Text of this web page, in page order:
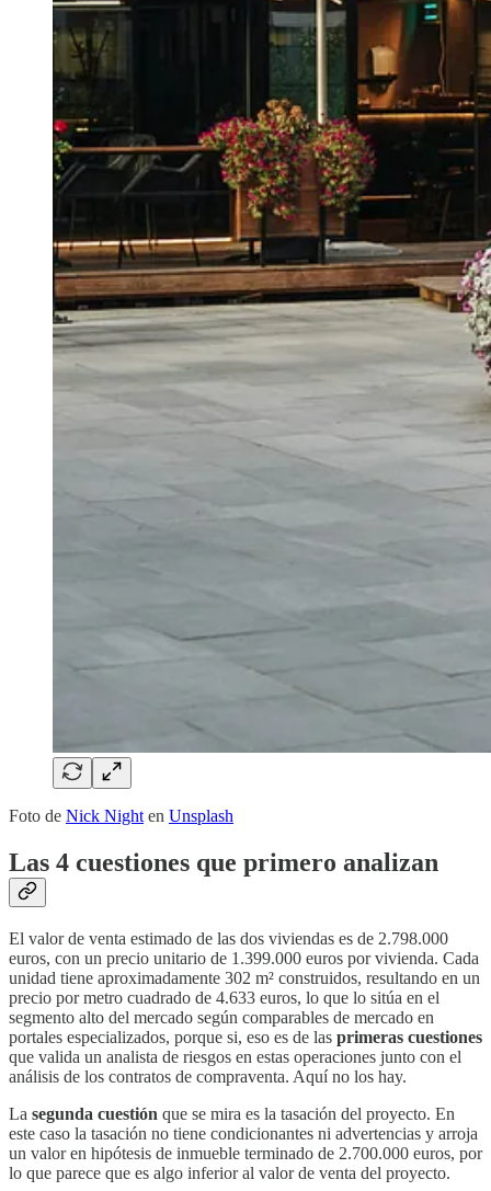
Foto de Nick Night en Unsplash
Las 4 cuestiones que primero analizan
El valor de venta estimado de las dos viviendas es de 2.798.000
euros, con un precio unitario de 1.399.000 euros por vivienda. Cada
unidad tiene aproximadamente 302 m² construidos, resultando en un
precio por metro cuadrado de 4.633 euros, lo que lo sitúa en el
segmento alto del mercado según comparables de mercado en
portales especializados, porque si, eso es de las primeras cuestiones
que valida un analista de riesgos en estas operaciones junto con el
análisis de los contratos de compraventa. Aquí no los hay.
La segunda cuestión que se mira es la tasación del proyecto. En
este caso la tasación no tiene condicionantes ni advertencias y arroja
un valor en hipótesis de inmueble terminado de 2.700.000 euros, por
lo que parece que es algo inferior al valor de venta del proyecto.